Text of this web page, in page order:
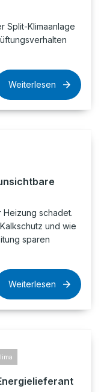
Split-Klimaanlage
Weiterlesen
Heizung schadet.
und wie
sparen
Weiterlesen